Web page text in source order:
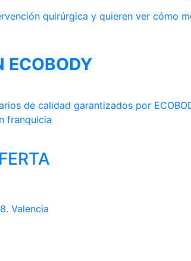
quirúrgica y quieren ver cómo
ECOBODY
de calidad garantizados por
franquicia
Valencia